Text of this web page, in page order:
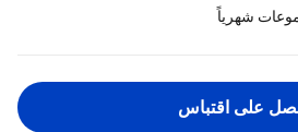
على اقتباس